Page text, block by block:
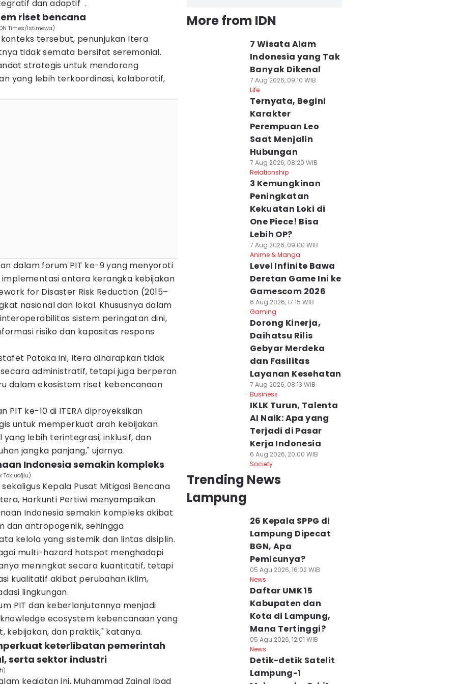
dan adaptif .
riset bencana
Times/Istimewa)
tersebut, penunjukan Itera
tidak semata bersifat seremonial.
strategis untuk mendorong
yang lebih terkoordinasi, kolaboratif,
dalam forum PIT ke-9 yang menyoroti
antara kerangka kebijakan
for Disaster Risk Reduction (2015–
nasional dan lokal. Khususnya dalam
sistem peringatan dini,
risiko dan kapasitas respons
Pataka ini, Itera diharapkan tidak
administratif, tetapi juga berperan
dalam ekosistem riset kebencanaan
PIT ke-10 di ITERA diproyeksikan
untuk memperkuat arah kebijakan
lebih terintegrasi, inklusif, dan
jangka panjang," ujarnya.
Indonesia semakin kompleks
Kepala Pusat Mitigasi Bencana
Harkunti Pertiwi menyampaikan
Indonesia semakin kompleks akibat
dan antropogenik, sehingga
kelola yang sistemik dan lintas disiplin.
multi-hazard hotspot menghadapi
meningkat secara kuantitatif, tetapi
kualitatif akibat perubahan iklim,
lingkungan.
PIT dan keberlanjutannya menjadi
ecosystem kebencanaan yang
kebijakan, dan praktik," katanya.
keterlibatan pemerintah
serta sektor industri
kegiatan ini, Muhammad Zainal Ibad
More from IDN
7 Wisata Alam
Indonesia yang Tak
Banyak Dikenal
7 Aug 2026, 09:10 WIB
Life
Ternyata, Begini
Karakter
Perempuan Leo
Saat Menjalin
Hubungan
7 Aug 2026, 08:20 WIB
Relationship
3 Kemungkinan
Peningkatan
Kekuatan Loki di
One Piece! Bisa
Lebih OP?
7 Aug 2026, 09:00 WIB
Anime & Manga
Level Infinite Bawa
Deretan Game Ini ke
Gamescom 2026
6 Aug 2026, 17:15 WIB
Gaming
Dorong Kinerja,
Daihatsu Rilis
Gebyar Merdeka
dan Fasilitas
Layanan Kesehatan
7 Aug 2026, 08:13 WIB
Business
IKLK Turun, Talenta
AI Naik: Apa yang
Terjadi di Pasar
Kerja Indonesia
6 Aug 2026, 20:00 WIB
Society
Trending News
Lampung
26 Kepala SPPG di
Lampung Dipecat
BGN, Apa
Pemicunya?
05 Agu 2026, 16:02 WIB
News
Daftar UMK 15
Kabupaten dan
Kota di Lampung,
Mana Tertinggi?
05 Agu 2026, 12:01 WIB
News
Detik-detik Satelit
Lampung-1